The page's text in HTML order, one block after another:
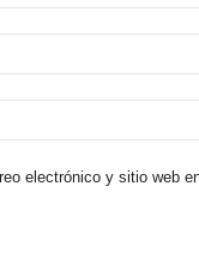
electrónico y sitio web